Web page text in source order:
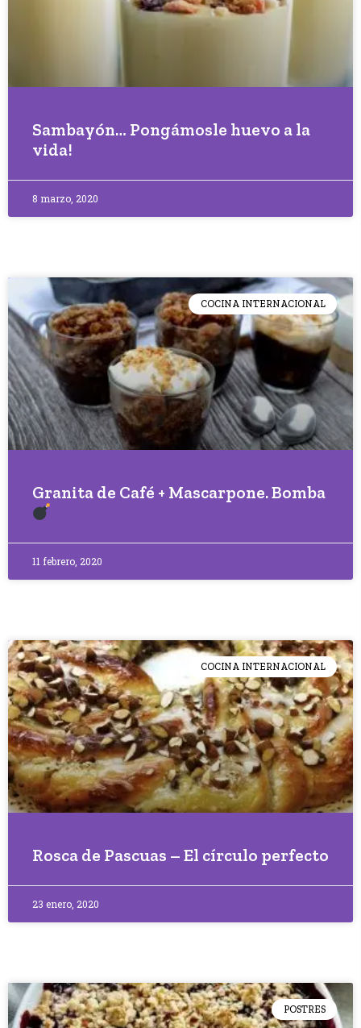
Sambayón… Pongámosle huevo a la
vida!
8 marzo, 2020
COCINA INTERNACIONAL
Granita de Café + Mascarpone. Bomba
11 febrero, 2020
COCINA INTERNACIONAL
Rosca de Pascuas – El círculo perfecto
23 enero, 2020
POSTRES